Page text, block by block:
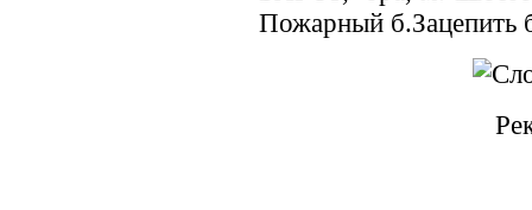
Пожарный б.Зацепить